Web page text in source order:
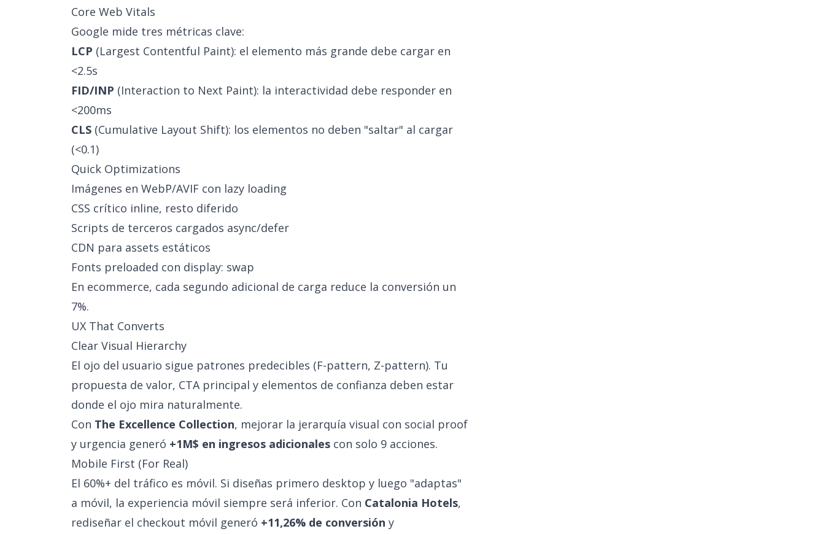
Core Web Vitals
Google mide tres métricas clave:
LCP (Largest Contentful Paint): el elemento más grande debe cargar en
<2.5s
FID/INP (Interaction to Next Paint): la interactividad debe responder en
<200ms
CLS (Cumulative Layout Shift): los elementos no deben "saltar" al cargar
(<0.1)
Quick Optimizations
Imágenes en WebP/AVIF con lazy loading
CSS crítico inline, resto diferido
Scripts de terceros cargados async/defer
CDN para assets estáticos
Fonts preloaded con display: swap
En ecommerce, cada segundo adicional de carga reduce la conversión un
7%.
UX That Converts
Clear Visual Hierarchy
El ojo del usuario sigue patrones predecibles (F-pattern, Z-pattern). Tu
propuesta de valor, CTA principal y elementos de confianza deben estar
donde el ojo mira naturalmente.
Con The Excellence Collection, mejorar la jerarquía visual con social proof
y urgencia generó +1M$ en ingresos adicionales con solo 9 acciones.
Mobile First (For Real)
El 60%+ del tráfico es móvil. Si diseñas primero desktop y luego "adaptas"
a móvil, la experiencia móvil siempre será inferior. Con Catalonia Hotels,
rediseñar el checkout móvil generó +11,26% de conversión y